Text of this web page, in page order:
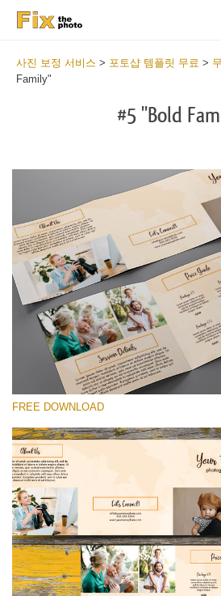
사진 보정 서비스 > 포토샵 템플릿 무료 >
Family"
#5 "Bold
선택 해주세요
Free Brochure #5
Photographer Marketing Templates
무료 다운로드
FREE DOWNLOAD